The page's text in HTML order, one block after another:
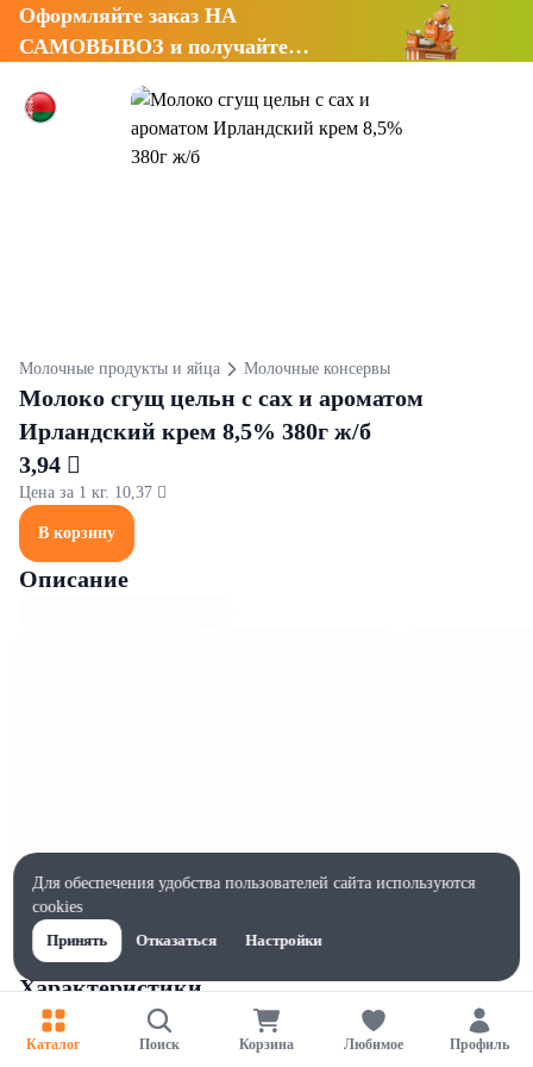
Оформляйте заказ НА
САМОВЫВОЗ и получайте
Молочные продукты и яйца Молочные консервы
Молоко сгущ цельн с сах и ароматом
Ирландский крем 8,5% 380г ж/б
3,94 
Цена за 1 кг. 10,37 
В корзину
Описание
Характеристики
Ширина, мм
70
Каталог Поиск Корзина Любимое Профиль
Для обеспечения удобства пользователей сайта используются
cookies
Принять
Отказаться Настройки